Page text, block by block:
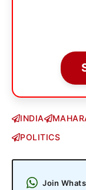
INDIA
POLITICS
Join